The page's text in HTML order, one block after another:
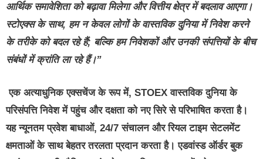
आर्थिक समावेशिता को बढ़ावा मिलेगा और वित्तीय क्षेत्र में बदलाव आएगा।
स्टोएक्स के साथ, हम न केवल लोगों के वास्तविक दुनिया में निवेश करने
के तरीके को बदल रहे हैं; बल्किहम निवेशकों और उनकी संपत्तियों के बीच
संबंधों में क्रांति ला रहे हैं।”
एक अत्याधुनिक एक्सचेंज के रूप में, STOEX वास्तविक दुनिया के
परिसंपत्ति निवेश में पहुंच और दक्षता को नए सिरे से परिभाषित करता है।
यह न्यूनतम प्रवेश बाधाओं, 24/7 संचालन और रियल टाइम सेटलमेंट
क्षमताओं के साथ बेहतर तरलता प्रदान करता है। एडवांस्ड ऑर्डर बुक